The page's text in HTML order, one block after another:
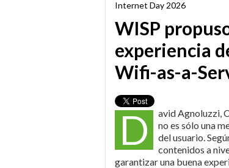
Internet Day 2026
WISP
experiencia
Wifi-as-a-
D
avid Agnoluzzi,
no es sólo una
del usuario.
contenidos a
garantizar una buena